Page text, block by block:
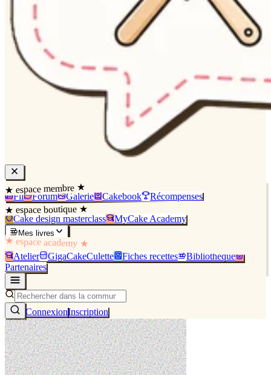
★ espace membre ★
Fil Forum Galerie Cakebook Récompenses
★ espace boutique ★
Cake design masterclass MyCake Academy
Mes livres
★ espace academy ★
Atelier GigaCakeCulette Fiches recettes
Bibliothèque
Partenaires
ConnexionInscription